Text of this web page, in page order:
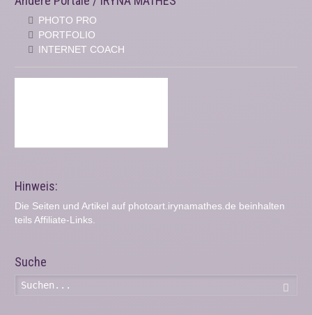
PHOTO PRO
PORTFOLIO
INTERNET COACH
Hinweis:
Die Seiten und Artikel auf photoart.irynamathes.de beinhalten
teils Affiliate-Links.
Suche